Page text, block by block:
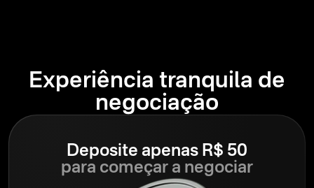
Experiência tranquila de
negociação
Deposite apenas R$ 50
para começar a negociar